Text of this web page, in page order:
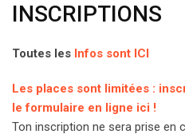
INSCRIPTIONS
Toutes les Infos sont ICI
Les places sont limitées :
le formulaire en ligne ici !
Ton inscription ne sera prise en